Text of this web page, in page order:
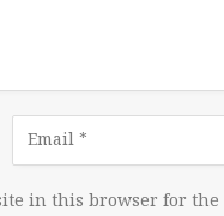
in this browser for